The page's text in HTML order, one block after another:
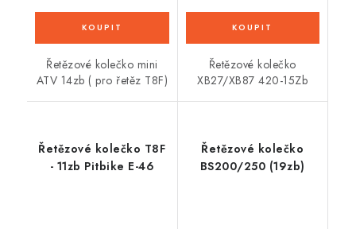
Řetězové kolečko mini
ATV 14zb ( pro řetěz T8F)
Řetězové kolečko
XB27/XB87 420-15Zb
Řetězové kolečko T8F
- 11zb Pitbike E-46
Řetězové kolečko
BS200/250 (19zb)